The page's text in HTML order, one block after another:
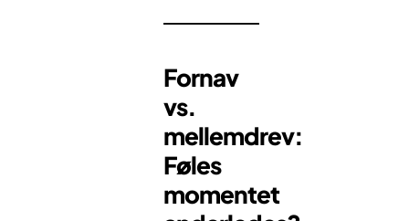
Fornav
vs.
mellemdrev:
Føles
momentet